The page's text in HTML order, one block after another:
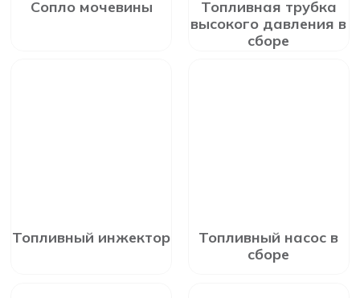
Сопло мочевины
Топливная трубка
высокого давления в
сборе
Топливный инжектор
Топливный насос в
сборе